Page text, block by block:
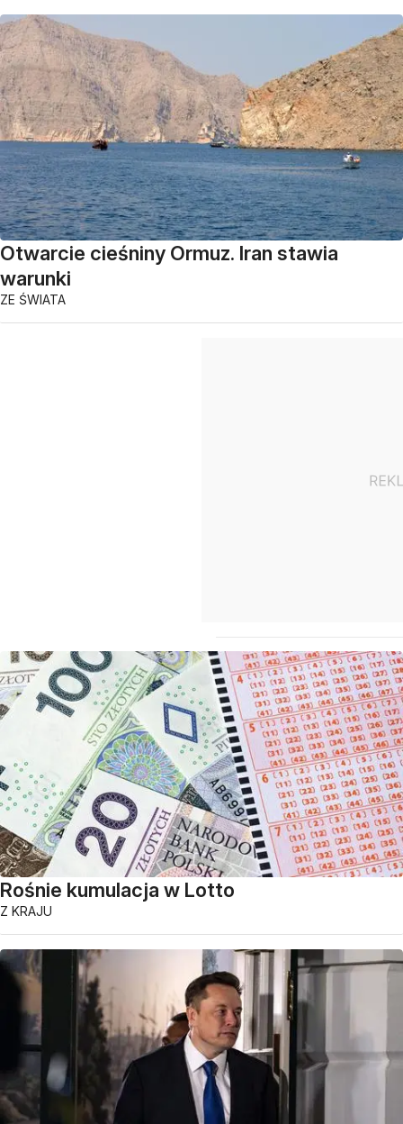
Otwarcie cieśniny Ormuz. Iran stawia
warunki
ZE ŚWIATA
Rośnie kumulacja w Lotto
Z KRAJU